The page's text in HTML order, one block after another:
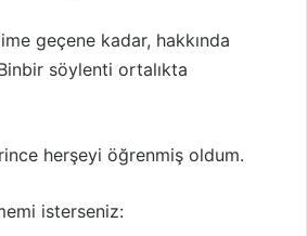
geçene kadar, hakkında
söylenti ortalıkta
herşeyi öğrenmiş oldum.
isterseniz: